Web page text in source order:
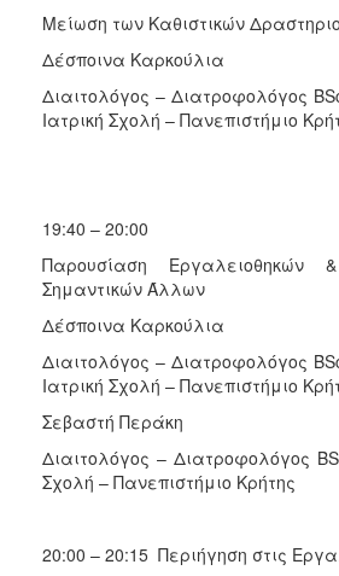
Μείωση των Καθιστικών
Δέσποινα Καρκούλια
Διαιτολόγος – Διατροφολόγος
Ιατρική Σχολή – Πανεπιστήμιο
19:40 – 20:00
Παρουσίαση
Σημαντικών Άλλων
Δέσποινα Καρκούλια
Διαιτολόγος – Διατροφολόγος
Ιατρική Σχολή – Πανεπιστήμιο
Σεβαστή Περάκη
Διαιτολόγος – Διατροφολόγος
Σχολή – Πανεπιστήμιο Κρήτης
20:00 – 20:15 Περιήγηση στις